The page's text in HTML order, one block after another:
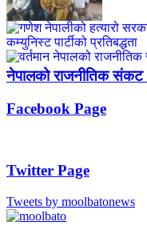
नेपालको राजनीतिक
Facebook Page
Twitter Page
Tweets by moolbatonews